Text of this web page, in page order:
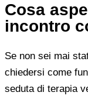
Cosa
incontro
Se non sei mai
chiedersi come
seduta di terapia